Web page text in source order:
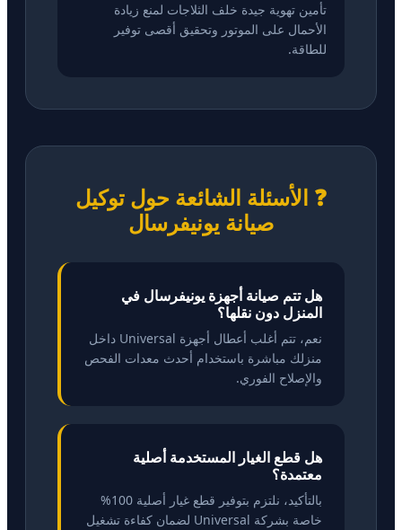
تأمين تهوية جيدة خلف الثلاجات لمنع زيادة
الأحمال على الموتور وتحقيق أقصى توفير
للطاقة.
❓ الأسئلة الشائعة حول توكيل
صيانة يونيفرسال
هل تتم صيانة أجهزة يونيفرسال في
المنزل دون نقلها؟
نعم، تتم أغلب أعطال أجهزة Universal داخل
منزلك مباشرة باستخدام أحدث معدات الفحص
والإصلاح الفوري.
هل قطع الغيار المستخدمة أصلية
معتمدة؟
بالتأكيد، نلتزم بتوفير قطع غيار أصلية 100%
خاصة بشركة Universal لضمان كفاءة تشغيل